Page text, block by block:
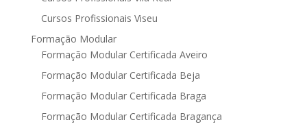
Cursos Profissionais Viseu
Formação Modular
Formação Modular Certificada Aveiro
Formação Modular Certificada Beja
Formação Modular Certificada Braga
Formação Modular Certificada Bragança